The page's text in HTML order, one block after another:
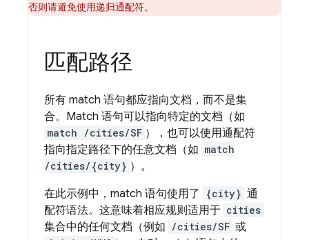
否则请避免使用递归通配符。
匹配路径
所有 match 语句都应指向文档，而不是集
合。Match 语句可以指向特定的文档（如
match /cities/SF ），也可以使用通配符
指向指定路径下的任意文档（如 match
/cities/{city} ）。
在此示例中，match 语句使用了
{city} 通
配符语法。这意味着相应规则适用于 cities
集合中的任何文档（例如 /cities/SF 或